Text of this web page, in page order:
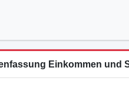
Einkommen und